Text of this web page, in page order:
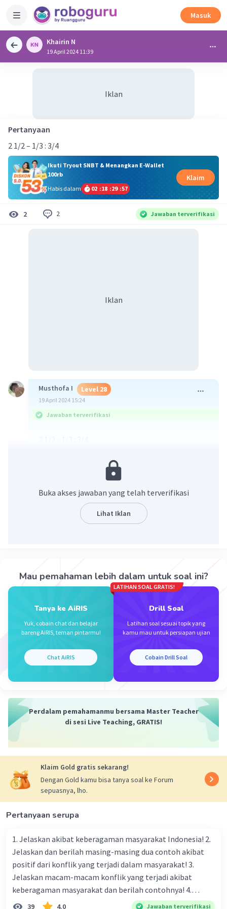
Masuk
Khairin N
19 April 2024 11:39
Iklan
Pertanyaan
2 1/2 – 1/3 : 3/4
Ikuti Tryout SNBT & Menangkan E-Wallet
100rb
Habis dalam
02 :18 :29 :56
Klaim
2 2 Jawaban terverifikasi
Iklan
Musthofa I Level 28
19 April 2024 15:24
Jawaban terverifikasi
37/18
Beri Rating· 0 ) Balas
Iklan
Halo, aku bantu jawab juga ya
Buka akses jawaban yang telah terverifikasi
Lihat Iklan
Mau pemahaman lebih dalam untuk soal ini?
Tanya ke AiRIS
Yuk, cobain chat dan belajar
bareng AiRIS, teman pintarmu!
Chat AiRIS
LATIHAN SOAL GRATIS!
Drill Soal
Latihan soal sesuai topik yang
kamu mau untuk persiapan ujian
Cobain Drill Soal
Perdalam pemahamanmu bersama Master Teacher
di sesi Live Teaching, GRATIS!
Klaim Gold gratis sekarang!
Dengan Gold kamu bisa tanya soal ke Forum
sepuasnya, lho.
Pertanyaan serupa
1. Jelaskan akibat keberagaman masyarakat Indonesia! 2.
Jelaskan dan berilah masing-masing dua contoh akibat
positif dari konflik yang terjadi dalam masyarakat! 3.
Jelaskan macam-macam konflik yang terjadi akibat
keberagaman masyarakat dan berilah contohnya! 4.
Mengapa dalam masyarakat yang memiliki keberagaman
39 4.0 Jawaban terverifikasi